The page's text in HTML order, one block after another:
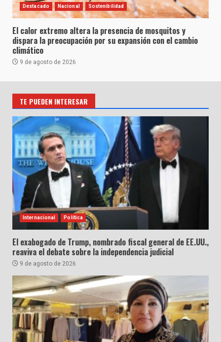
Destacado Nacional Sostenibilidad
El calor extremo altera la presencia de mosquitos y
dispara la preocupación por su expansión con el cambio
climático
9 de agosto de 2026
TE PUEDEN INTERESAR
Internacional Política
El exabogado de Trump, nombrado fiscal general de EE.UU.,
reaviva el debate sobre la independencia judicial
9 de agosto de 2026